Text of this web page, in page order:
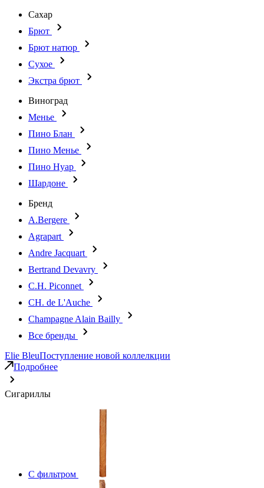
Сахар
Брют
Брют натюр
Сухое
Экстра брют
Виноград
Менье
Пино Блан
Пино Менье
Пино Нуар
Шардоне
Бренд
A.Bergere
Agrapart
Andre Jacquart
Bertrand Devavry
C.H. Piconnet
CH. de L'Auche
Champagne Alain Bailly
Все бренды
Elie BleuПоступление новой коллелкции
Подробнее
Сигариллы
С фильтром